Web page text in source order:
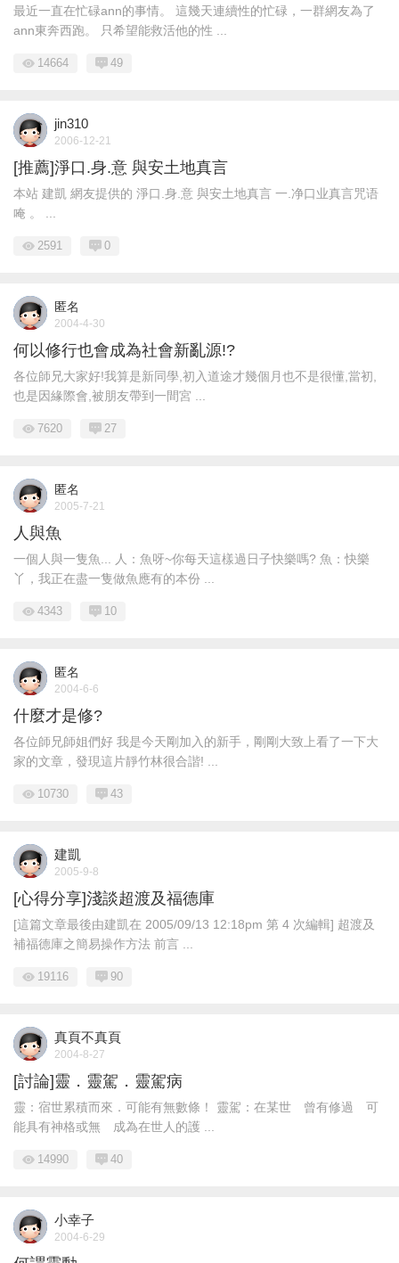
最近一直在忙碌ann的事情。 這幾天連續性的忙碌，一群網友為了
ann東奔西跑。 只希望能救活他的性 ...
14664 49
jin310
2006-12-21
[推薦]淨口.身.意 與安土地真言
本站 建凱 網友提供的 淨口.身.意 與安土地真言 一.净口业真言咒语
唵 。 ...
2591 0
匿名
2004-4-30
何以修行也會成為社會新亂源!?
各位師兄大家好!我算是新同學,初入道途才幾個月也不是很懂,當初,
也是因緣際會,被朋友帶到一間宮 ...
7620 27
匿名
2005-7-21
人與魚
一個人與一隻魚... 人：魚呀~你每天這樣過日子快樂嗎? 魚：快樂
丫，我正在盡一隻做魚應有的本份 ...
4343 10
匿名
2004-6-6
什麼才是修?
各位師兄師姐們好 我是今天剛加入的新手，剛剛大致上看了一下大
家的文章，發現這片靜竹林很合諧! ...
10730 43
建凱
2005-9-8
[心得分享]淺談超渡及福德庫
[這篇文章最後由建凱在 2005/09/13 12:18pm 第 4 次編輯] 超渡及
補福德庫之簡易操作方法 前言 ...
19116 90
真頁不真頁
2004-8-27
[討論]靈．靈駕．靈駕病
靈：宿世累積而來．可能有無數條！ 靈駕：在某世 曾有修過 可
能具有神格或無 成為在世人的護 ...
14990 40
小幸子
2004-6-29